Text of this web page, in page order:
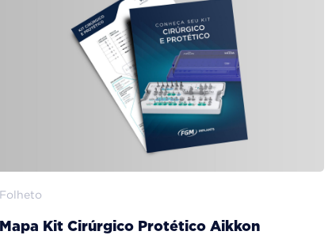
Folheto
Mapa Kit Cirúrgico Protético Aikkon